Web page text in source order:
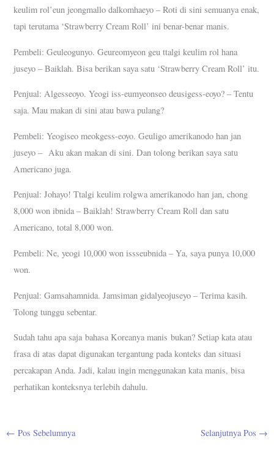
keulim rol’eun jeongmallo dalkomhaeyo – Roti di sini semuanya enak,
tapi terutama ‘Strawberry Cream Roll’ ini benar-benar manis.
Pembeli: Geuleogunyo. Geureomyeon geu ttalgi keulim rol hana
juseyo – Baiklah. Bisa berikan saya satu ‘Strawberry Cream Roll’ itu.
Penjual: Algesseoyo. Yeogi iss-eumyeonseo deusigess-eoyo? – Tentu
saja. Mau makan di sini atau bawa pulang?
Pembeli: Yeogiseo meokgess-eoyo. Geuligo amerikanodo han jan
juseyo – Aku akan makan di sini. Dan tolong berikan saya satu
Americano juga.
Penjual: Johayo! Ttalgi keulim rolgwa amerikanodo han jan, chong
8,000 won ibnida – Baiklah! Strawberry Cream Roll dan satu
Americano, total 8,000 won.
Pembeli: Ne, yeogi 10,000 won issseubnida – Ya, saya punya 10,000
won.
Penjual: Gamsahamnida. Jamsiman gidalyeojuseyo – Terima kasih.
Tolong tunggu sebentar.
Sudah tahu apa saja bahasa Koreanya manis bukan? Setiap kata atau
frasa di atas dapat digunakan tergantung pada konteks dan situasi
percakapan Anda. Jadi, kalau ingin menggunakan kata manis, bisa
perhatikan konteksnya terlebih dahulu.
← Pos Sebelumnya Selanjutnya Pos →